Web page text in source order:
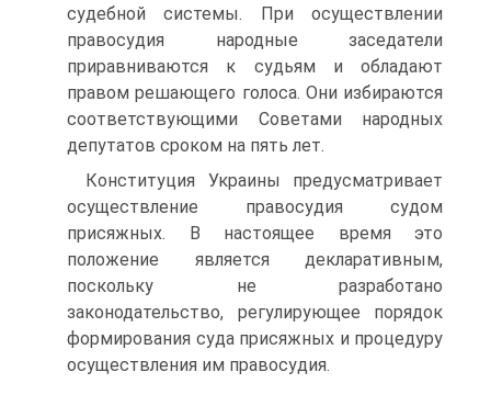
судебной системы. При осуществлении
правосудия народные заседатели
приравниваются к судьям и обладают
правом решающего голоса. Они избираются
соответствующими Советами народных
депутатов сроком на пять лет.
Конституция Украины предусматривает
осуществление правосудия судом
присяжных. В настоящее время это
положение является декларативным,
поскольку не разработано
законодательство, регулирующее порядок
формирования суда присяжных и процедуру
осуществления им правосудия.